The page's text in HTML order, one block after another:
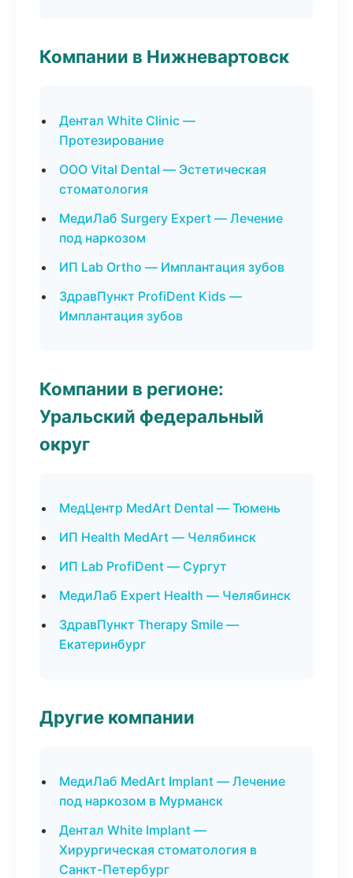
Компании в Нижневартовск
Дентал White Clinic —
Протезирование
ООО Vital Dental — Эстетическая
стоматология
МедиЛаб Surgery Expert — Лечение
под наркозом
ИП Lab Ortho — Имплантация зубов
ЗдравПункт ProfiDent Kids —
Имплантация зубов
Компании в регионе:
Уральский федеральный
округ
МедЦентр MedArt Dental — Тюмень
ИП Health MedArt — Челябинск
ИП Lab ProfiDent — Сургут
МедиЛаб Expert Health — Челябинск
ЗдравПункт Therapy Smile —
Екатеринбург
Другие компании
МедиЛаб MedArt Implant — Лечение
под наркозом в Мурманск
Дентал White Implant —
Хирургическая стоматология в
Санкт-Петербург